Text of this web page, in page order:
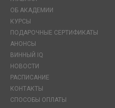
ОБ АКАДЕМИИ
КУРСЫ
ПОДАРОЧНЫЕ СЕРТИФИКАТЫ
АНОНСЫ
ВИННЫЙ IQ
НОВОСТИ
РАСПИСАНИЕ
КОНТАКТЫ
СПОСОБЫ ОПЛАТЫ